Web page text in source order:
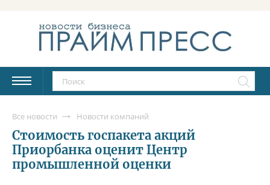
Все новости Новости компаний
Стоимость госпакета акций
Приорбанка оценит Центр
промышленной оценки